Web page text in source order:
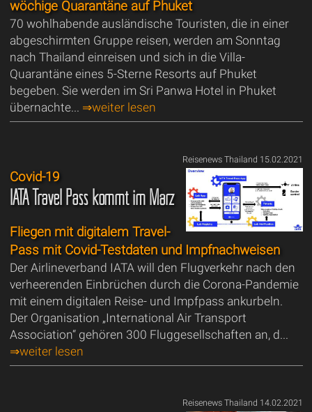
wöchige Quarantäne auf Phuket
70 wohlhabende ausländische Touristen, die in einer
abgeschirmten Gruppe reisen, werden am Sonntag
nach Thailand einreisen und sich in die Villa-
Quarantäne eines 5-Sterne Resorts auf Phuket
begeben. Sie werden im Sri Panwa Hotel in Phuket
übernachte... ⇒weiter lesen
Reisenews Thailand 15.02.2021
Covid-19
IATA Travel Pass kommt im März
Fliegen mit digitalem Travel-
Pass mit Covid-Testdaten und Impfnachweisen
Der Airlineverband IATA will den Flugverkehr nach den
verheerenden Einbrüchen durch die Corona-Pandemie
mit einem digitalen Reise- und Impfpass ankurbeln.
Der Organisation „International Air Transport
Association“ gehören 300 Fluggesellschaften an, d...
⇒weiter lesen
Reisenews Thailand 14.02.2021